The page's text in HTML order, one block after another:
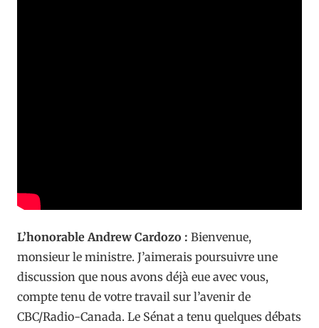
L’honorable Andrew Cardozo : Bienvenue,
monsieur le ministre. J’aimerais poursuivre une
discussion que nous avons déjà eue avec vous,
compte tenu de votre travail sur l’avenir de
CBC/Radio-Canada. Le Sénat a tenu quelques débats